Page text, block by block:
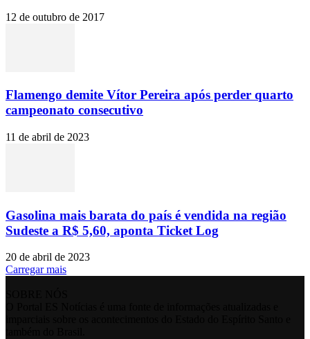
12 de outubro de 2017
Flamengo demite Vítor Pereira após perder quarto
campeonato consecutivo
11 de abril de 2023
Gasolina mais barata do país é vendida na região
Sudeste a R$ 5,60, aponta Ticket Log
20 de abril de 2023
Carregar mais